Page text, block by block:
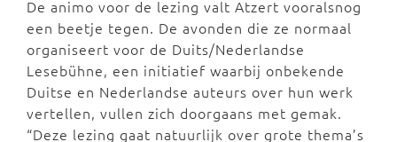
De animo voor de lezing valt Atzert vooralsnog
een beetje tegen. De avonden die ze normaal
organiseert voor de Duits/Nederlandse
Lesebühne, een initiatief waarbij onbekende
Duitse en Nederlandse auteurs over hun werk
vertellen, vullen zich doorgaans met gemak.
“Deze lezing gaat natuurlijk over grote thema’s